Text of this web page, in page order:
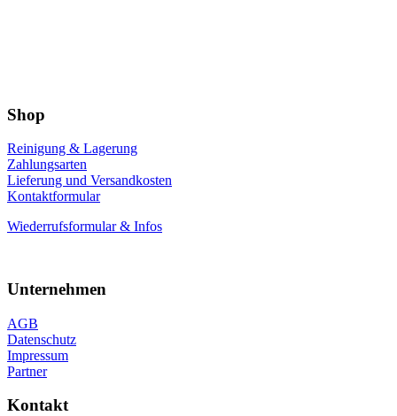
Shop
Reinigung & Lagerung
Zahlungsarten
Lieferung und Versandkosten
Kontaktformular
Wiederrufsformular & Infos
Unternehmen
AGB
Datenschutz
Impressum
Partner
Kontakt